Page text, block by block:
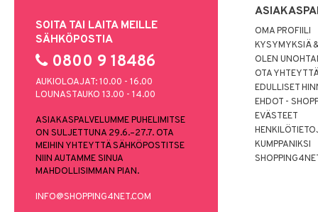
SOITA TAI LAITA MEILLE
SÄHKÖPOSTIA
0800 9 18486
AUKIOLOAJAT: 10.00 - 16.00
LOUNASTAUKO 13.00 - 14.00
ASIAKASPALVELUMME PUHELIMITSE
ON SULJETTUNA 29.6.–27.7. OTA
MEIHIN YHTEYTTÄ SÄHKÖPOSTITSE
NIIN AUTAMME SINUA
MAHDOLLISIMMAN PIAN.
INFO@SHOPPING4NET.COM
OMA PROFIILI
KYSYMYKSIÄ
OLEN
OTA
EDULLISET
EHDOT -
EVÄSTEET
KUMPPANIKSI